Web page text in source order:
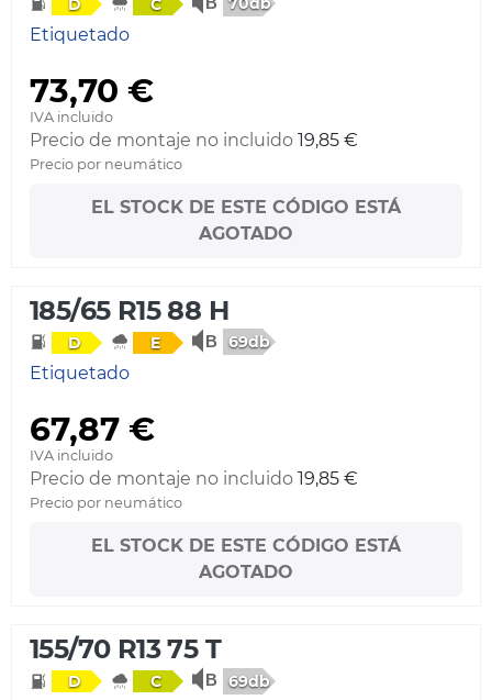
Etiquetado
73,70 €
IVA incluido
Precio de montaje no incluido 19,85 €
Precio por neumático
EL STOCK DE ESTE CÓDIGO ESTÁ
AGOTADO
185/65 R15 88 H
D E 69db
Etiquetado
67,87 €
IVA incluido
Precio de montaje no incluido 19,85 €
Precio por neumático
EL STOCK DE ESTE CÓDIGO ESTÁ
AGOTADO
155/70 R13 75 T
D C 69db